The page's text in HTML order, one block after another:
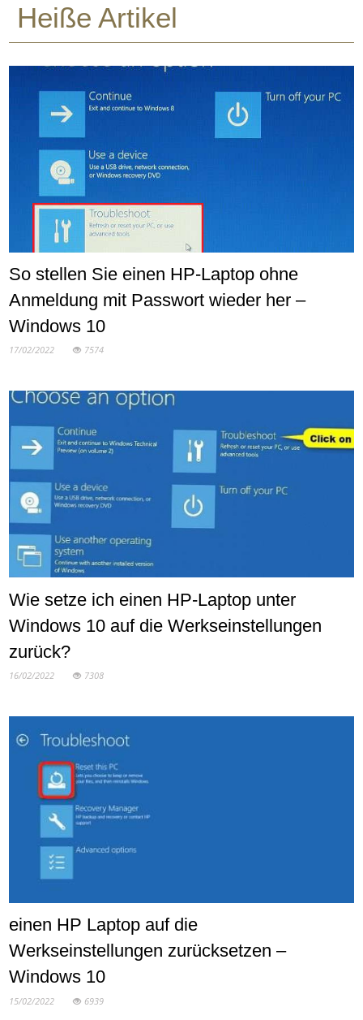
Heiße Artikel
So stellen Sie einen HP-Laptop ohne
Anmeldung mit Passwort wieder her –
Windows 10
17/02/2022 7574
Wie setze ich einen HP-Laptop unter
Windows 10 auf die Werkseinstellungen
zurück?
16/02/2022 7308
einen HP Laptop auf die
Werkseinstellungen zurücksetzen –
Windows 10
15/02/2022 6939